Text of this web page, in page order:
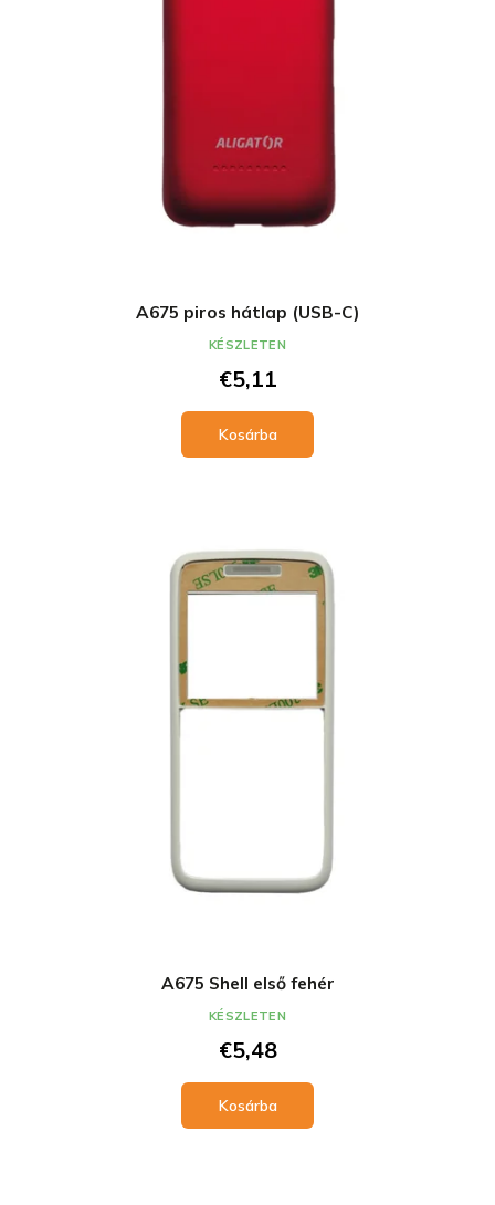
A675 piros hátlap (USB-C)
€5,11
Kosárba
KÉSZLETEN
A675 Shell első fehér
€5,48
Kosárba
KÉSZLETEN